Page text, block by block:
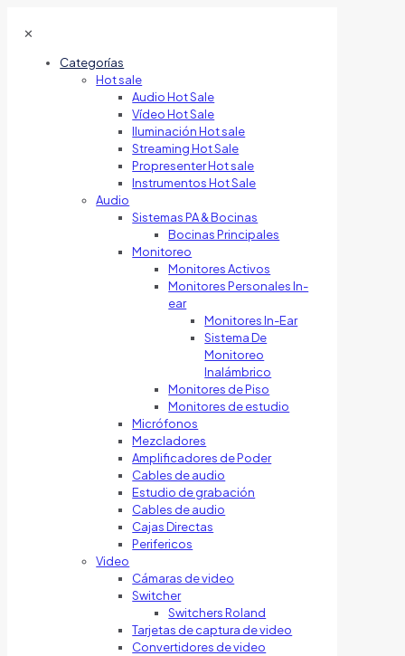
✕
Categorías
Hot sale
Audio Hot Sale
Vídeo Hot Sale
Iluminación Hot sale
Streaming Hot Sale
Propresenter Hot sale
Instrumentos Hot Sale
Audio
Sistemas PA & Bocinas
Bocinas Principales
Monitoreo
Monitores Activos
Monitores Personales In-
ear
Monitores In-Ear
Sistema De
Monitoreo
Inalámbrico
Monitores de Piso
Monitores de estudio
Micrófonos
Mezcladores
Amplificadores de Poder
Cables de audio
Estudio de grabación
Cables de audio
Cajas Directas
Perifericos
Video
Cámaras de video
Switcher
Switchers Roland
Tarjetas de captura de video
Convertidores de video